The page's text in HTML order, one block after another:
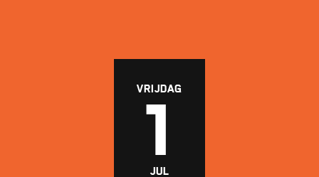
VRIJDAG
JUL